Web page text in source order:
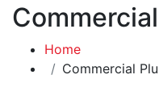
Home
Commercial